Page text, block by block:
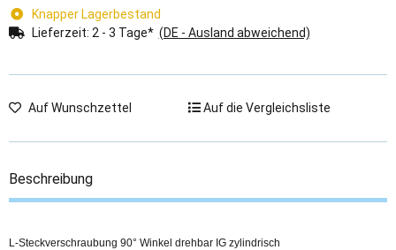
Knapper Lagerbestand
Lieferzeit: 2 - 3 Tage* (DE - Ausland abweichend)
Auf Wunschzettel Auf die Vergleichsliste
Beschreibung
L-Steckverschraubung 90° Winkel drehbar IG zylindrisch